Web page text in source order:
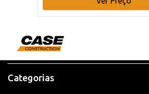
Categorias